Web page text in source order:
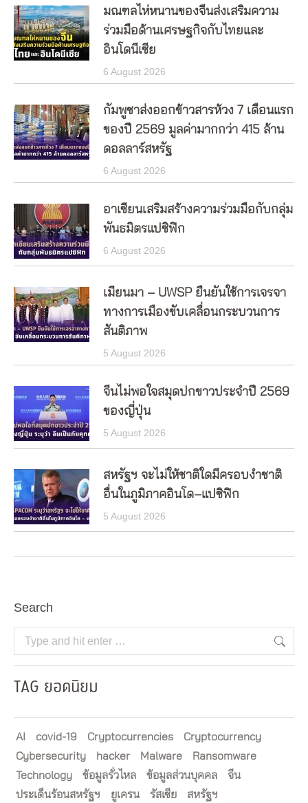
มณฑลไห่หนานของจีนส่งเสริมความ
ร่วมมือด้านเศรษฐกิจกับไทยและ
อินโดนีเซีย
6 August 2026
กัมพูชาส่งออกข้าวสารห้วง 7 เดือนแรก
ของปี 2569 มูลค่ามากกว่า 415 ล้าน
ดอลลาร์สหรัฐ
6 August 2026
อาเซียนเสริมสร้างความร่วมมือกับกลุ่ม
พันธมิตรแปซิฟิก
6 August 2026
เมียนมา – UWSP ยืนยันใช้การเจรจา
ทางการเมืองขับเคลื่อนกระบวนการ
สันติภาพ
5 August 2026
จีนไม่พอใจสมุดปกขาวประจำปี 2569
ของญี่ปุ่น
5 August 2026
สหรัฐฯ จะไม่ให้ชาติใดมีครอบงำชาติ
อื่นในภูมิภาคอินโด–แปซิฟิก
5 August 2026
Search
Search:
TAG ยอดนิยม
AI covid-19 Cryptocurrencies
Cryptocurrency
Cybersecurity
hacker Malware
Ransomware
Technology
ข้อมูลรั่วไหล ข้อมูลส่วนบุคคล
จีน
ประเด็นร้อนสหรัฐฯ
ยูเครน รัสเซีย
สหรัฐฯ